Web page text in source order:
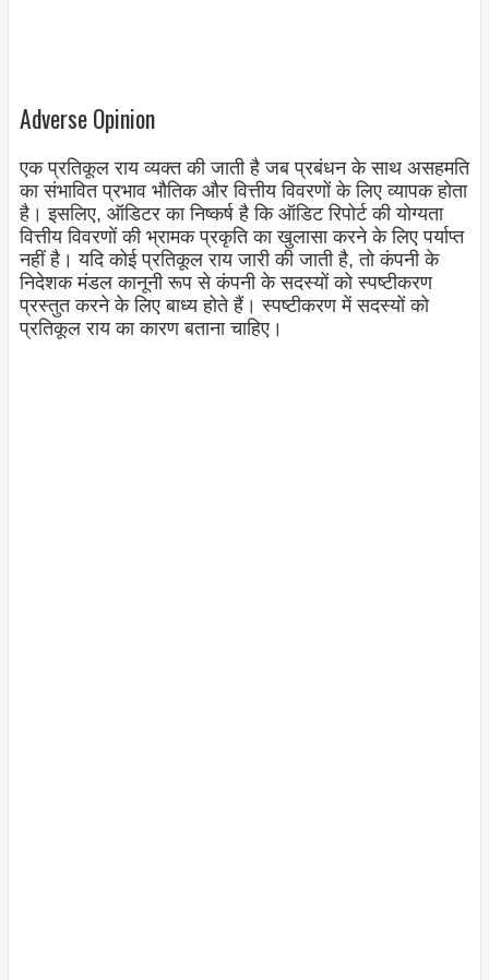
Adverse Opinion
एक प्रतिकूल राय व्यक्त की जाती है जब प्रबंधन के साथ असहमति
का संभावित प्रभाव भौतिक और वित्तीय विवरणों के लिए व्यापक होता
है। इसलिए, ऑडिटर का निष्कर्ष है कि ऑडिट रिपोर्ट की योग्यता
वित्तीय विवरणों की भ्रामक प्रकृति का खुलासा करने के लिए पर्याप्त
नहीं है। यदि कोई प्रतिकूल राय जारी की जाती है, तो कंपनी के
निदेशक मंडल कानूनी रूप से कंपनी के सदस्यों को स्पष्टीकरण
प्रस्तुत करने के लिए बाध्य होते हैं। स्पष्टीकरण में सदस्यों को
प्रतिकूल राय का कारण बताना चाहिए।